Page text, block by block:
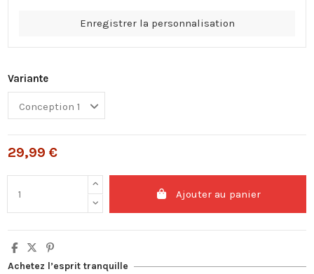
Enregistrer la personnalisation
Variante
29,99 €
Ajouter au panier
Achetez l’esprit tranquille